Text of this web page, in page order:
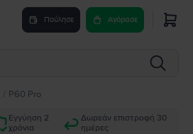
Πούλησε Αγόρασε
P60 Pro
Εγγύηση 2
χρόνια
Δωρεάν επιστροφή 30
ημέρες